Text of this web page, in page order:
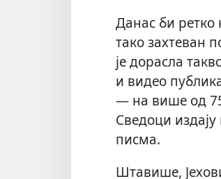
Данас би ретко
тако захтеван
је дорасла
и видео
— на више од
Сведоци издају
писма.
Штавише,